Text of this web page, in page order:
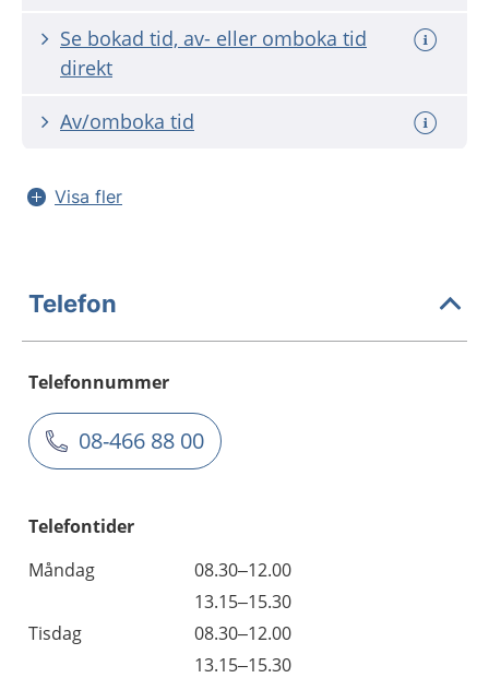
Se bokad tid, av- eller omboka tid
direkt
Av/omboka tid
Visa fler
Telefon
Telefonnummer
08-466 88 00
Telefontider
Måndag
08.30–12.00
13.15–15.30
Tisdag
08.30–12.00
13.15–15.30